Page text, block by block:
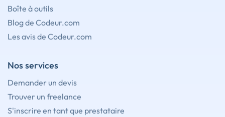
Boîte à outils
Blog de Codeur.com
Les avis de Codeur.com
Nos services
Demander un devis
Trouver un freelance
S'inscrire en tant que prestataire